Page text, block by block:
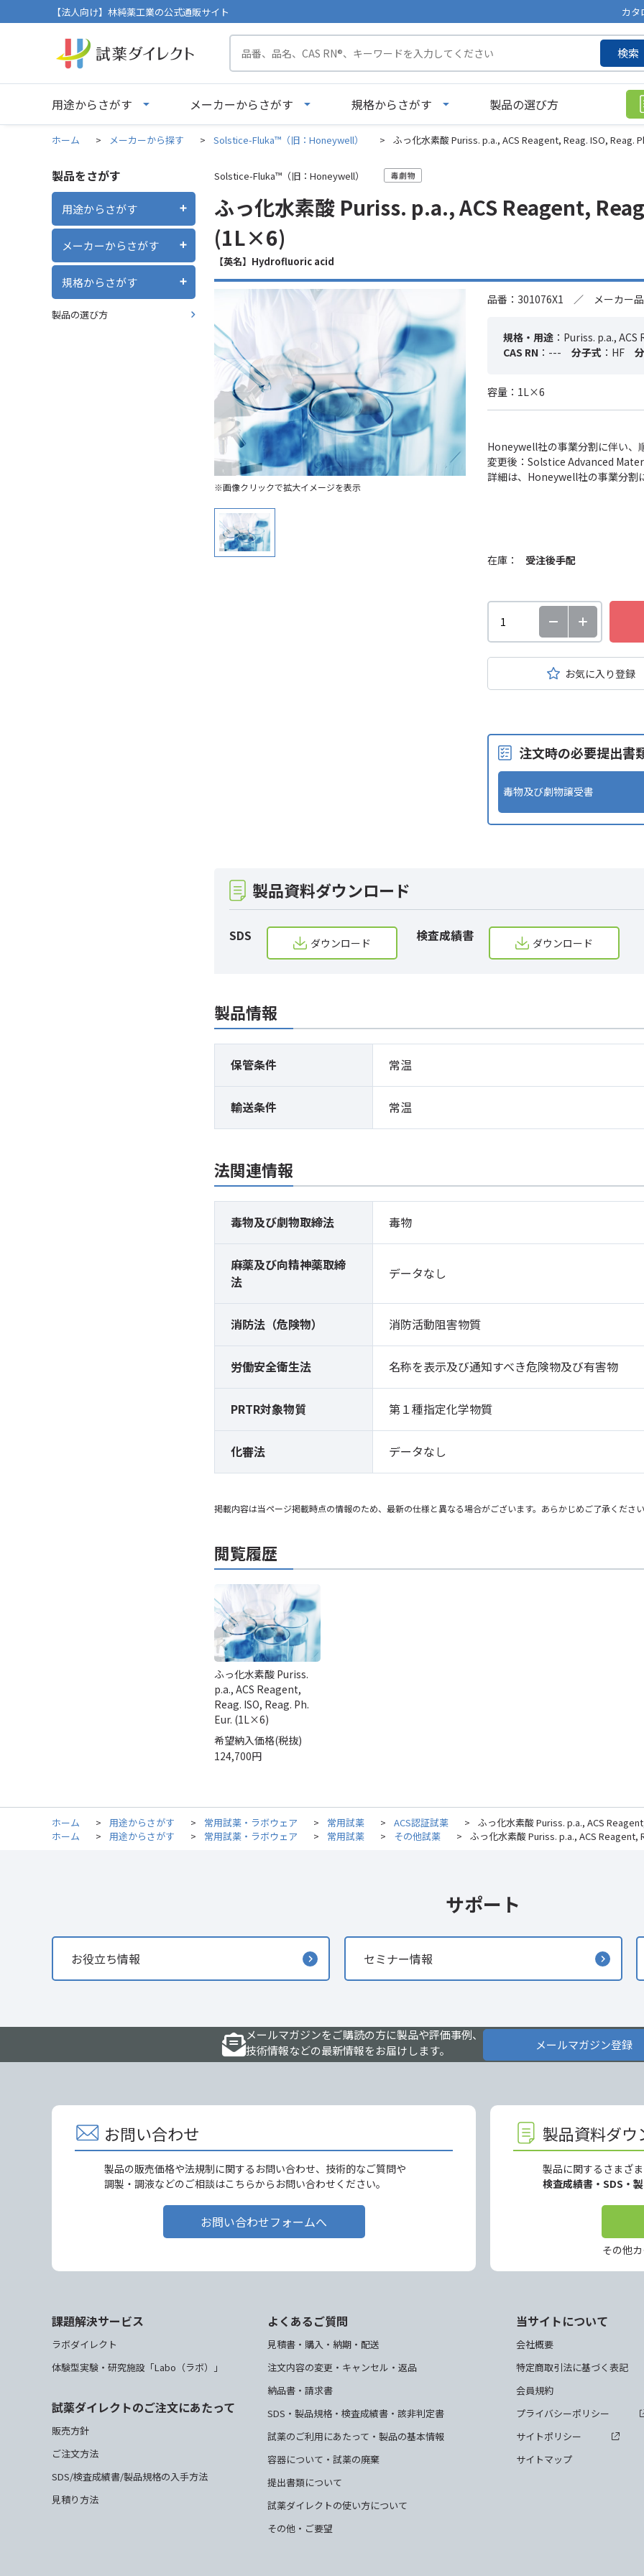
【法人向け】林純薬工業の公式通販サイト カタ
検索
用途からさがす メーカーからさがす 規格からさがす 製品の選び方
ホーム > メーカーから探す > Solstice-Fluka™（旧：Honeywell） > ふっ化水素酸 Puriss. p.a., ACS Reagent, Reag. ISO, Reag.
製品をさがす
用途からさがす
メーカーからさがす
規格からさがす
製品の選び方
Solstice-Fluka™（旧：Honeywell）
ふっ化水素酸 Puriss. p.a., ACS Reagent,
(1L×6)
【英名】Hydrofluoric acid
※画像クリックで拡大イメージを表示
品番：301076X1 ／ メーカー品
規格・用途 ：Puriss. p.a.,
CAS RN ：--- 分子式 ：HF
容量：1L×6
Honeywell社の事業分割に伴い、
変更後：Solstice Advanced
詳細は、Honeywell社の事業分割
在庫： 受注後手配
お気に入り登録
注文時の必要提出書
毒物及び劇物譲受書
製品資料ダウンロード
SDS ダウンロード 検査成績書 ダウンロード
製品情報
保管条件 常温
輸送条件 常温
法関連情報
毒物及び劇物取締法 毒物
麻薬及び向精神薬取締
法
データなし
消防法（危険物） 消防活動阻害物質
労働安全衛生法 名称を表示及び通知すべき危険物及び有害物
PRTR対象物質 第１種指定化学物質
化審法 データなし
掲載内容は当ページ掲載時点の情報のため、最新の仕様と異なる場合がございます。あらかじめご了承くださ
閲覧履歴
ふっ化水素酸 Puriss.
p.a., ACS Reagent,
Reag. ISO, Reag. Ph.
Eur. (1L×6)
希望納入価格(税抜)
124,700円
ホーム > 用途からさがす > 常用試薬・ラボウェア > 常用試薬 > ACS認証試薬 >
ふっ化水素酸 Puriss. p.a., ACS
ホーム
> 用途からさがす > 常用試薬・ラボウェア > 常用試薬 > その他試薬 > ふっ化水素酸 Puriss. p.a., ACS Reagent,
サポート
お役立ち情報 セミナー情報
メールマガジンをご購読の方に製品や評価事例、
技術情報などの最新情報をお届けします。
メールマガジン登録
お問い合わせ
製品の販売価格や法規制に関するお問い合わせ、技術的なご質問や
調製・調液などのご相談はこちらからお問い合わせください。
お問い合わせフォームへ
製品資料ダウ
製品に関するさまざ
検査成績書・SDS・
その他
課題解決サービス
ラボダイレクト
体験型実験・研究施設「Labo（ラボ）」
試薬ダイレクトのご注文にあたって
販売方針
ご注文方法
SDS/検査成績書/製品規格の入手方法
見積り方法
よくあるご質問
見積書・購入・納期・配送
注文内容の変更・キャンセル・返品
納品書・請求書
SDS・製品規格・検査成績書・該非判定書
試薬のご利用にあたって・製品の基本情報
容器について・試薬の廃棄
提出書類について
試薬ダイレクトの使い方について
その他・ご要望
当サイトについて
会社概要
特定商取引法に基づく表記
会員規約
プライバシーポリシー
サイトポリシー
サイトマップ